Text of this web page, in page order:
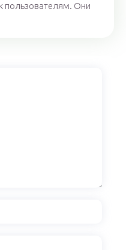
пользователям. Они